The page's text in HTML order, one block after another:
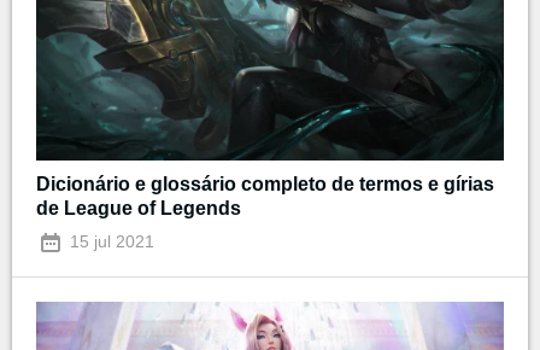
Dicionário e glossário completo de termos e gírias
de League of Legends
15 jul 2021